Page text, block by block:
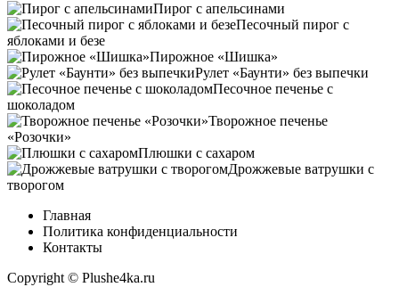
Пирог с апельсинами
Песочный пирог с
яблоками и безе
Пирожное «Шишка»
Рулет «Баунти» без выпечки
Песочное печенье с
шоколадом
Творожное печенье
«Розочки»
Плюшки с сахаром
Дрожжевые ватрушки с
творогом
Главная
Политика конфиденциальности
Контакты
Copyright © Plushe4ka.ru